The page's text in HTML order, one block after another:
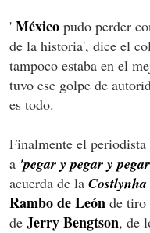
' México pudo perder
de la historia', dice el
tampoco estaba en el
tuvo ese golpe de
es todo.
Finalmente el
a 'pegar y pegar y
acuerda de la Costlynha
Rambo de León de tiro
de Jerry Bengtson, de